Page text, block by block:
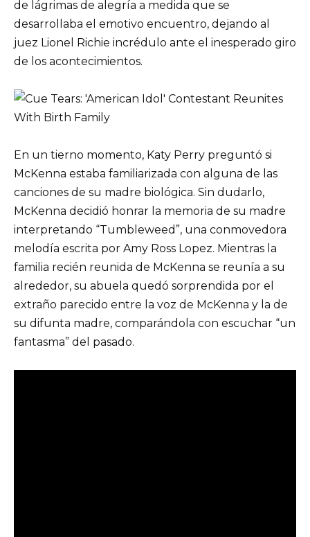
de lágrimas de alegría a medida que se
desarrollaba el emotivo encuentro, dejando al
juez Lionel Richie incrédulo ante el inesperado giro
de los acontecimientos.
En un tierno momento, Katy Perry preguntó si
McKenna estaba familiarizada con alguna de las
canciones de su madre biológica. Sin dudarlo,
McKenna decidió honrar la memoria de su madre
interpretando “Tumbleweed”, una conmovedora
melodía escrita por Amy Ross Lopez. Mientras la
familia recién reunida de McKenna se reunía a su
alrededor, su abuela quedó sorprendida por el
extraño parecido entre la voz de McKenna y la de
su difunta madre, comparándola con escuchar “un
fantasma” del pasado.